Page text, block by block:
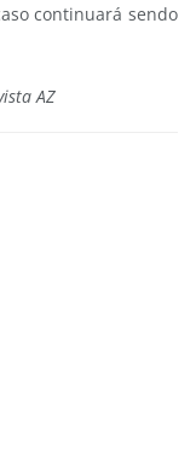
continuará sendo
AZ